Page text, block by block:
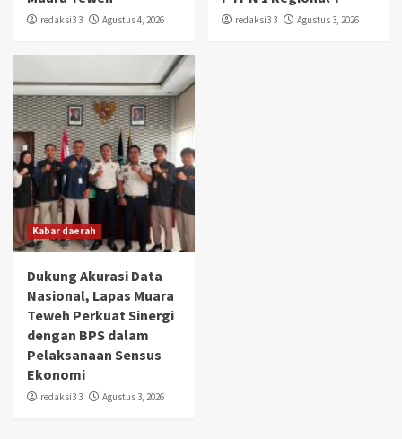
redaksi3 3 Agustus 4, 2026 redaksi3 3 Agustus 3, 2026
Kabar daerah
Dukung Akurasi Data
Nasional, Lapas Muara
Teweh Perkuat Sinergi
dengan BPS dalam
Pelaksanaan Sensus
Ekonomi
redaksi3 3 Agustus 3, 2026